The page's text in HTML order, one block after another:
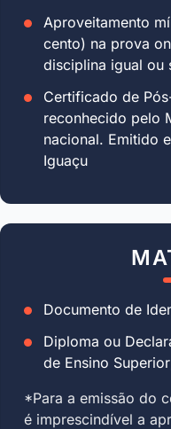
Aproveitamento
cento) na prova
disciplina igual ou
Certificado de
reconhecido pelo
nacional. Emitido
Iguaçu
Documento de
Diploma ou
de Ensino
*Para a emissão do
é imprescindível a